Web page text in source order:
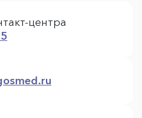
центра